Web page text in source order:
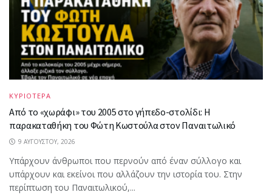
ΚΥΡΙΟΤΕΡΑ
Από το «χωράφι» του 2005 στο γήπεδο-στολίδι: Η
παρακαταθήκη του Φώτη Κωστούλα στον Παναιτωλικό
9 ΑΥΓΟΎΣΤΟΥ, 2026
Υπάρχουν άνθρωποι που περνούν από έναν σύλλογο και
υπάρχουν και εκείνοι που αλλάζουν την ιστορία του. Στην
περίπτωση του Παναιτωλικού,...